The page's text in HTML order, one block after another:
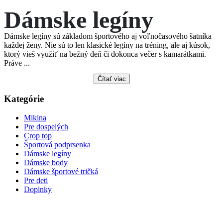
Dámske legíny
Dámske legíny sú základom športového aj voľnočasového šatníka
každej ženy. Nie sú to len klasické legíny na tréning, ale aj kúsok,
ktorý vieš využiť na bežný deň či dokonca večer s kamarátkami.
Práve ...
Čítať viac
Kategórie
Mikina
Pre dospelých
Crop top
Športová podprsenka
Dámske legíny
Dámske body
Dámske športové tričká
Pre deti
Doplnky